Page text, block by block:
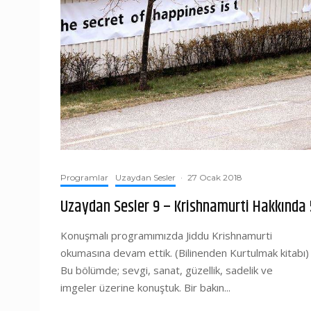
Programlar Uzaydan Sesler · 27 Ocak 2018
Uzaydan Sesler 9 – Krishnamurti Hakkında
Konuşmalı programımızda Jiddu Krishnamurti
okumasına devam ettik. (Bilinenden Kurtulmak kitabı)
Bu bölümde; sevgi, sanat, güzellik, sadelik ve
imgeler üzerine konuştuk. Bir bakın...